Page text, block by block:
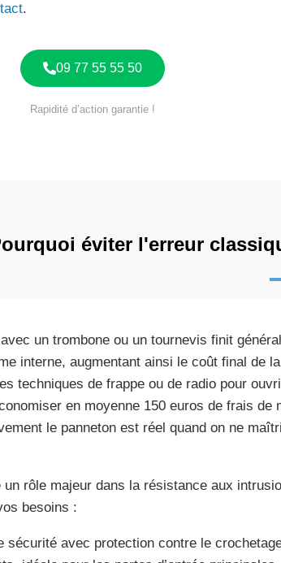
.
09 77 55 55 50
Rapidité d’action garantie !
éviter l'erreur
un trombone ou un tournevis finit
interne, augmentant ainsi le coût final de
techniques de frappe ou de radio pour
en moyenne 150 euros de frais de
le panneton est réel quand on ne
un rôle majeur dans la résistance aux
besoins :
sécurité avec protection contre le